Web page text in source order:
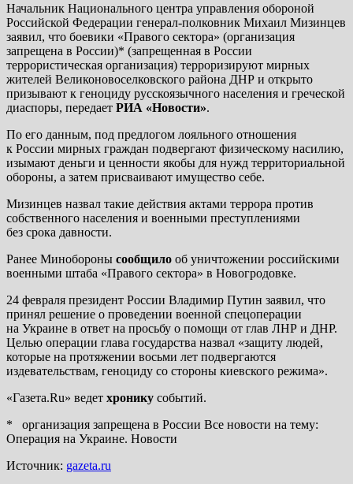
Начальник Национального центра управления обороной
Российской Федерации генерал-полковник Михаил Мизинцев
заявил, что боевики «Правого сектора» (организация
запрещена в России)* (запрещенная в России
террористическая организация) терроризируют мирных
жителей Великоновоселковского района ДНР и открыто
призывают к геноциду русскоязычного населения и греческой
диаспоры, передает РИА «Новости».
По его данным, под предлогом лояльного отношения
к России мирных граждан подвергают физическому насилию,
изымают деньги и ценности якобы для нужд территориальной
обороны, а затем присваивают имущество себе.
Мизинцев назвал такие действия актами террора против
собственного населения и военными преступлениями
без срока давности.
Ранее Минобороны сообщило об уничтожении российскими
военными штаба «Правого сектора» в Новогродовке.
24 февраля президент России Владимир Путин заявил, что
принял решение о проведении военной спецоперации
на Украине в ответ на просьбу о помощи от глав ЛНР и ДНР.
Целью операции глава государства назвал «защиту людей,
которые на протяжении восьми лет подвергаются
издевательствам, геноциду со стороны киевского режима».
«Газета.Ru» ведет хронику событий.
* организация запрещена в России Все новости на тему:
Операция на Украине. Новости
Источник: gazeta.ru